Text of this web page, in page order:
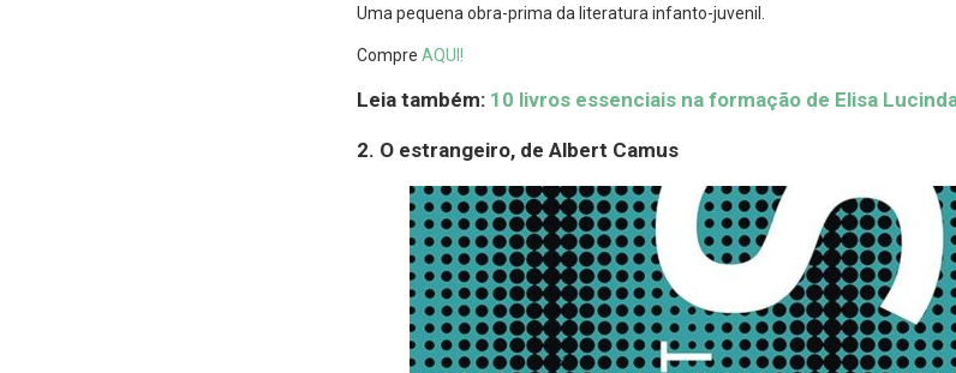
Uma pequena obra-prima da literatura infanto-juvenil.
Compre AQUI!
Leia também: 10 livros essenciais na formação de Elisa
2. O estrangeiro, de Albert Camus